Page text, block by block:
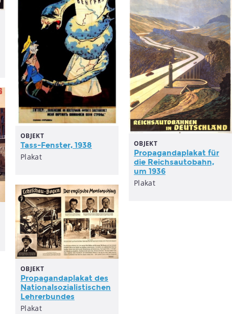
OBJEKT
Tass-Fenster, 1938
Plakat
OBJEKT
Propagandaplakat für
die Reichsautobahn,
um 1936
Plakat
OBJEKT
Propagandaplakat des
Nationalsozialistischen
Lehrerbundes
Plakat